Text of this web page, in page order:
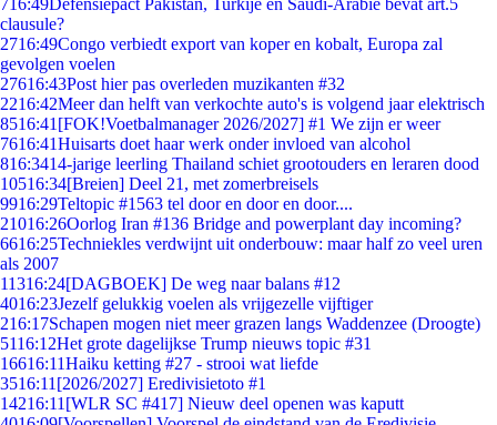
716:49Defensiepact Pakistan, Turkije en Saudi-Arabië bevat art.5
clausule?
2716:49Congo verbiedt export van koper en kobalt, Europa zal
gevolgen voelen
27616:43Post hier pas overleden muzikanten #32
2216:42Meer dan helft van verkochte auto's is volgend jaar elektrisch
8516:41 [FOK!Voetbalmanager 2026/2027] #1 We zijn er weer
7616:41Huisarts doet haar werk onder invloed van alcohol
816:3414-jarige leerling Thailand schiet grootouders en leraren dood
10516:34[Breien] Deel 21, met zomerbreisels
9916:29Teltopic #1563 tel door en door en door....
21016:26Oorlog Iran #136 Bridge and powerplant day incoming?
6616:25Techniekles verdwijnt uit onderbouw: maar half zo veel uren
als 2007
11316:24[DAGBOEK] De weg naar balans #12
4016:23Jezelf gelukkig voelen als vrijgezelle vijftiger
216:17Schapen mogen niet meer grazen langs Waddenzee (Droogte)
5116:12Het grote dagelijkse Trump nieuws topic #31
16616:11Haiku ketting #27 - strooi wat liefde
3516:11 [2026/2027] Eredivisietoto #1
14216:11 [WLR SC #417] Nieuw deel openen was kaputt